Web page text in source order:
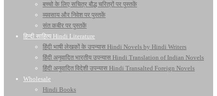
बच्चो के लिए सचित्र बौद्ध चरित्रों पर पुस्तकें
व्यवसाय और निवेश पर पुस्तकें
संत कबीर पर पुस्तकें
हिन्दी साहित्य Hindi Literature
हिंदी भाषी लेखकों के उपन्यास Hindi Novels by Hindi Writers
हिंदी अनुवादित भारतीय उपन्यास Hindi Translation of Indian Novels
हिंदी अनुवादित विदेशी उपन्यास Hindi Transalted Foreign Novels
Wholesale
Hindi Books